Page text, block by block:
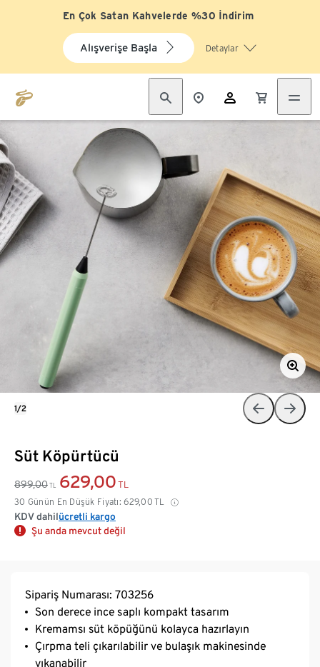
En Çok Satan Kahvelerde %30 İndirim
Alışverişe Başla Detaylar
Süt Köpürtücü
899,00 TL 629,00 TL
30 Günün En Düşük Fiyatı: 629,00 TL
KDV dahilücretli kargo
Şu anda mevcut değil
1/2
Sipariş Numarası: 703256
Son derece ince saplı kompakt tasarım
Kremamsı süt köpüğünü kolayca hazırlayın
Çırpma teli çıkarılabilir ve bulaşık makinesinde
yıkanabilir